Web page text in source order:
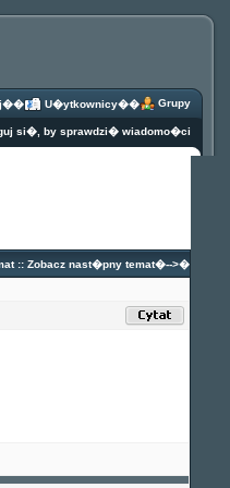
�� U�ytkownicy�� Grupy
si�, by sprawdzi� wiadomo�ci
:: Zobacz nast�pny temat�-->�